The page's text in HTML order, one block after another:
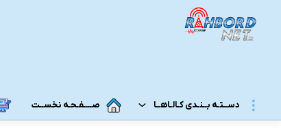
دســتـه بــنـدی کـالـاهــا صــــفـحـه نخســت